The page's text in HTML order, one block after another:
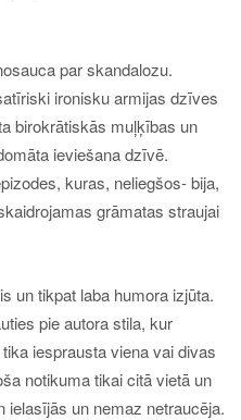
par skandalozu.
ironisku armijas dzīves
birokrātiskās muļķības un
ieviešana dzīvē.
kuras, neliegšos- bija,
grāmatas straujai
un tikpat laba humora izjūta.
pie autora stila, kur
iesprausta viena vai divas
notikuma tikai citā vietā un
ielasījās un nemaz netraucēja.